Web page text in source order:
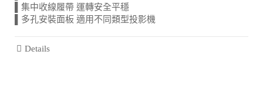
▌集中收線履帶 運轉安全平穩
▌多孔安裝面板 適用不同類型投影機
Details